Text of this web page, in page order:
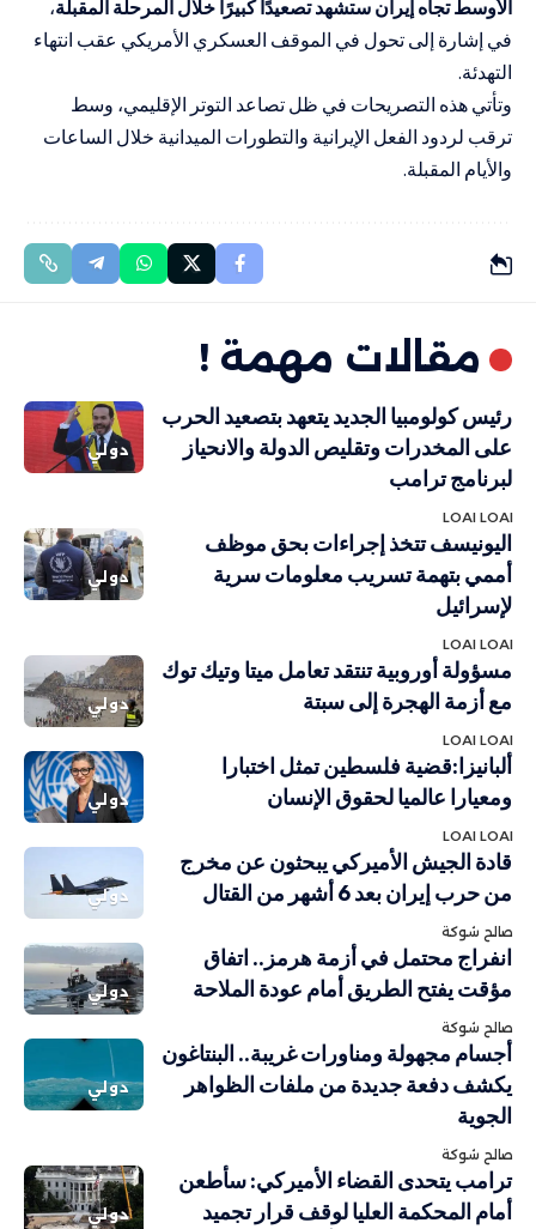
الأوسط تجاه إيران ستشهد تصعيدًا كبيرًا خلال المرحلة المقبلة،
في إشارة إلى تحول في الموقف العسكري الأمريكي عقب انتهاء
التهدئة.
وتأتي هذه التصريحات في ظل تصاعد التوتر الإقليمي، وسط
ترقب لردود الفعل الإيرانية والتطورات الميدانية خلال الساعات
والأيام المقبلة.
مقالات مهمة !
دولي
رئيس كولومبيا الجديد يتعهد بتصعيد الحرب
على المخدرات وتقليص الدولة والانحياز
لبرنامج ترامب
LOAI LOAI
دولي
اليونيسف تتخذ إجراءات بحق موظف
أممي بتهمة تسريب معلومات سرية
لإسرائيل
LOAI LOAI
دولي
مسؤولة أوروبية تنتقد تعامل ميتا وتيك توك
مع أزمة الهجرة إلى سبتة
LOAI LOAI
دولي
ألبانيزا:قضية فلسطين تمثل اختبارا
ومعيارا عالميا لحقوق الإنسان
LOAI LOAI
دولي
قادة الجيش الأميركي يبحثون عن مخرج
من حرب إيران بعد 6 أشهر من القتال
صالح شوكة
دولي
انفراج محتمل في أزمة هرمز.. اتفاق
مؤقت يفتح الطريق أمام عودة الملاحة
صالح شوكة
دولي
أجسام مجهولة ومناورات غريبة.. البنتاغون
يكشف دفعة جديدة من ملفات الظواهر
الجوية
صالح شوكة
دولي
ترامب يتحدى القضاء الأميركي: سأطعن
أمام المحكمة العليا لوقف قرار تجميد